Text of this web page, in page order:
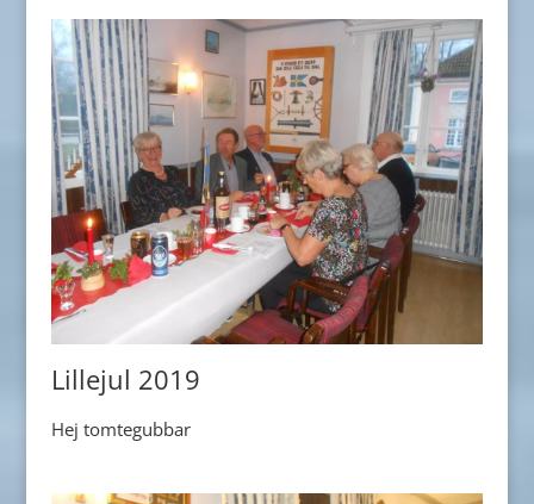
Lillejul 2019
Hej tomtegubbar